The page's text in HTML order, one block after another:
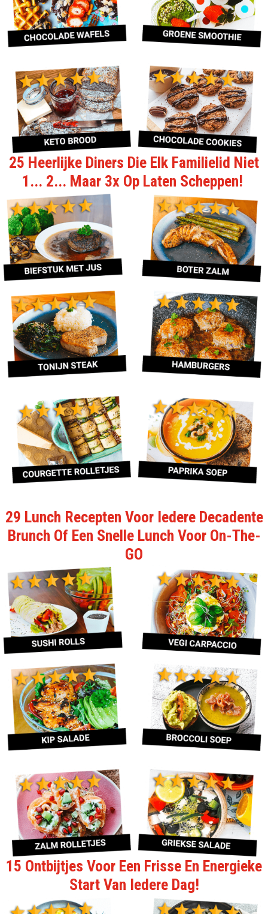
25 Heerlijke Diners Die Elk Familielid Niet
1... 2... Maar 3x Op Laten Scheppen!
29 Lunch Recepten Voor Iedere Decadente
Brunch Of Een Snelle Lunch Voor On-The-
GO
15 Ontbijtjes Voor Een Frisse En Energieke
Start Van Iedere Dag!